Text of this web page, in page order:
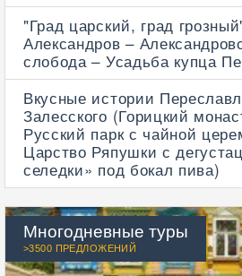
"Град царский, град
Александров –
слобода – Усадьба купца
Вкусные истории
Залесского (Горицкий
Русский парк с чайной
Царство Ряпушки с
селедки» под бокал пива)
Многодневные туры
>3500 ПРЕДЛОЖЕНИЙ